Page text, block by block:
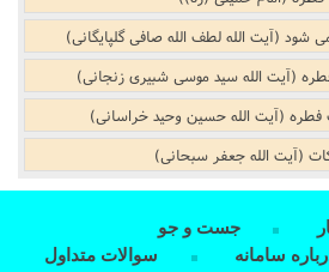
شود (آیت الله لطف الله صافی گلپایگانی)
(آیت الله سید موسی شبیری زنجانی)
فطره‌‌ (آیت الله حسین وحید خراسانی)
(آیت الله جعفر سبحانی)
جست و جو
سامانه سوالات متداول